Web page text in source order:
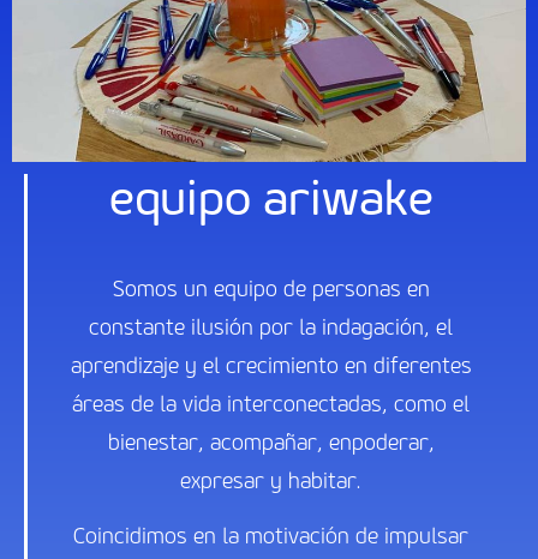
equipo ariwake
Somos un equipo de personas en
constante ilusión por la indagación, el
aprendizaje y el crecimiento en diferentes
áreas de la vida interconectadas, como el
bienestar, acompañar, enpoderar,
expresar y habitar.
Coincidimos en la motivación de impulsar